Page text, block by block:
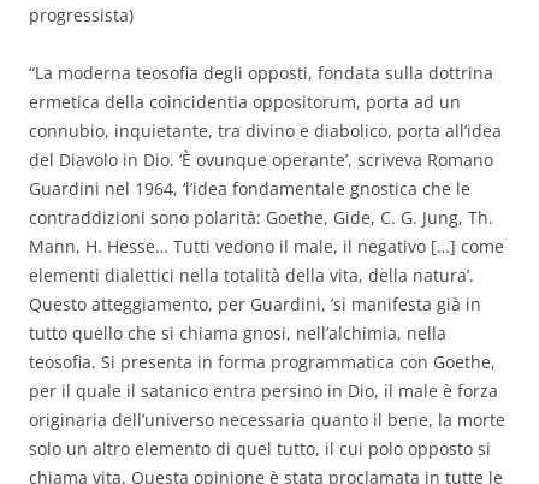
progressista)
“La moderna teosofia degli opposti, fondata sulla dottrina
ermetica della coincidentia oppositorum, porta ad un
connubio, inquietante, tra divino e diabolico, porta all’idea
del Diavolo in Dio. ‘È ovunque operante’, scriveva Romano
Guardini nel 1964, ‘l’idea fondamentale gnostica che le
contraddizioni sono polarità: Goethe, Gide, C. G. Jung, Th.
Mann, H. Hesse… Tutti vedono il male, il negativo […] come
elementi dialettici nella totalità della vita, della natura’.
Questo atteggiamento, per Guardini, ’si manifesta già in
tutto quello che si chiama gnosi, nell’alchimia, nella
teosofia. Si presenta in forma programmatica con Goethe,
per il quale il satanico entra persino in Dio, il male è forza
originaria dell’universo necessaria quanto il bene, la morte
solo un altro elemento di quel tutto, il cui polo opposto si
chiama vita. Questa opinione è stata proclamata in tutte le